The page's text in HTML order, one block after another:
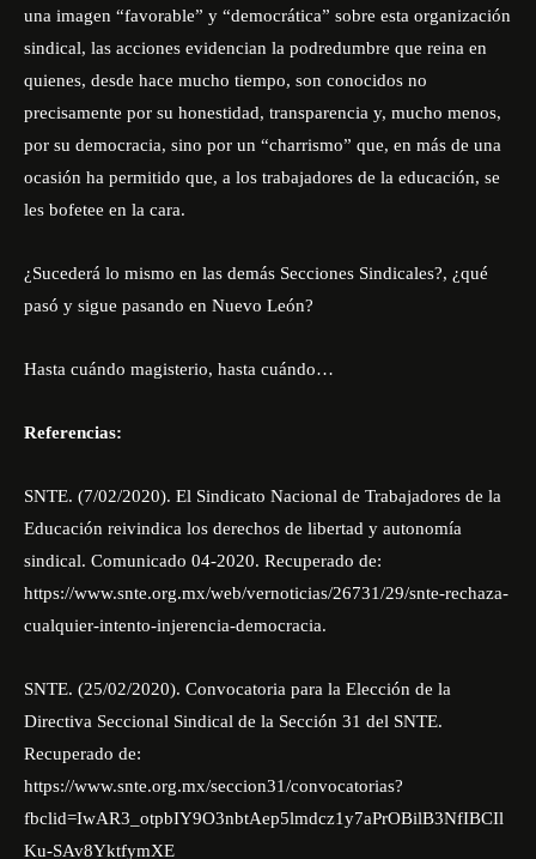
una imagen “favorable” y “democrática” sobre esta organización
sindical, las acciones evidencian la podredumbre que reina en
quienes, desde hace mucho tiempo, son conocidos no
precisamente por su honestidad, transparencia y, mucho menos,
por su democracia, sino por un “charrismo” que, en más de una
ocasión ha permitido que, a los trabajadores de la educación, se
les bofetee en la cara.
¿Sucederá lo mismo en las demás Secciones Sindicales?, ¿qué
pasó y sigue pasando en Nuevo León?
Hasta cuándo magisterio, hasta cuándo…
Referencias:
SNTE. (7/02/2020). El Sindicato Nacional de Trabajadores de la
Educación reivindica los derechos de libertad y autonomía
sindical. Comunicado 04-2020. Recuperado de:
https://www.snte.org.mx/web/vernoticias/26731/29/snte-rechaza-
cualquier-intento-injerencia-democracia.
SNTE. (25/02/2020). Convocatoria para la Elección de la
Directiva Seccional Sindical de la Sección 31 del SNTE.
Recuperado de:
https://www.snte.org.mx/seccion31/convocatorias?
fbclid=IwAR3_otpbIY9O3nbtAep5lmdcz1y7aPrOBilB3NfIBCIl
Ku-SAv8YktfymXE